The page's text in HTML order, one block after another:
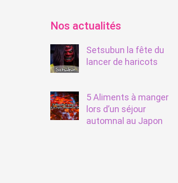
Nos actualités
Setsubun la fête du
lancer de haricots
5 Aliments à manger
lors d’un séjour
automnal au Japon